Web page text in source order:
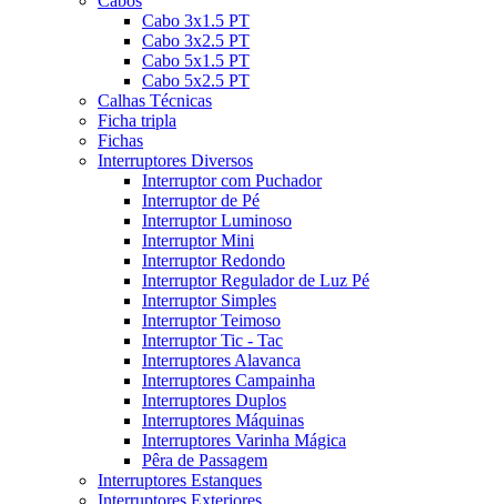
Cabo 3x1.5 PT
Cabo 3x2.5 PT
Cabo 5x1.5 PT
Cabo 5x2.5 PT
Calhas Técnicas
Ficha tripla
Fichas
Interruptores Diversos
Interruptor com Puchador
Interruptor de Pé
Interruptor Luminoso
Interruptor Mini
Interruptor Redondo
Interruptor Regulador de Luz Pé
Interruptor Simples
Interruptor Teimoso
Interruptor Tic - Tac
Interruptores Alavanca
Interruptores Campainha
Interruptores Duplos
Interruptores Máquinas
Interruptores Varinha Mágica
Pêra de Passagem
Interruptores Estanques
Interruptores Exteriores